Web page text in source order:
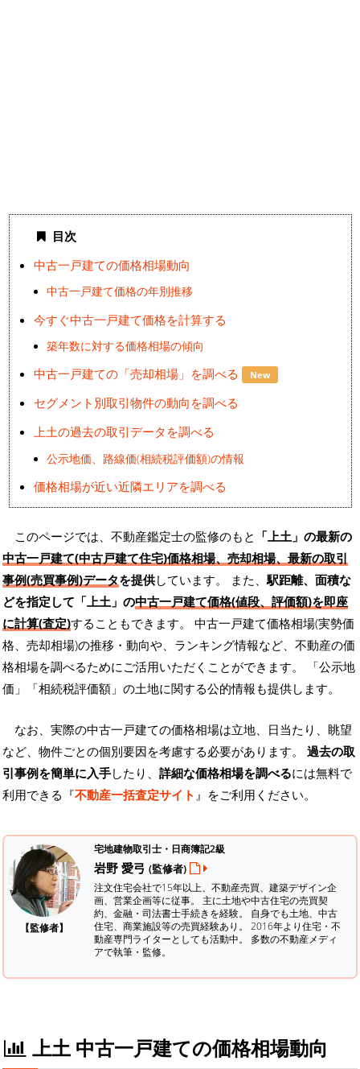
目次
中古一戸建ての価格相場動向
中古一戸建て価格の年別推移
今すぐ中古一戸建て価格を計算する
築年数に対する価格相場の傾向
中古一戸建ての「売却相場」を調べる New
セグメント別取引物件の動向を調べる
上土の過去の取引データを調べる
公示地価、路線価(相続税評価額)の情報
価格相場が近い近隣エリアを調べる
このページでは、不動産鑑定士の監修のもと 「上土」の最新の
中古一戸建て(中古戸建て住宅)価格相場、売却相場、最新の取引
事例(売買事例)データを提供しています。 また、駅距離、面積な
どを指定して「上土」の中古一戸建て価格(値段、評価額)を即座
に計算(査定)することもできます。 中古一戸建て価格相場(実勢価
格、売却相場)の推移・動向や、ランキング情報など、不動産の価
格相場を調べるためにご活用いただくことができます。
「公示地
価」「相続税評価額」の土地に関する公的情報も提供します。
なお、実際の中古一戸建ての価格相場は立地、日当たり、眺望
など、物件ごとの個別要因を考慮する必要があります。 過去の取
引事例を簡単に入手したり、 詳細な価格相場を調べるには無料で
利用できる『不動産一括査定サイト 』をご利用ください。
【監修者】
宅地建物取引士・日商簿記2級
岩野 愛弓 (監修者)
注文住宅会社で15年以上、不動産売買、建築デザイン企
画、営業企画等に従事。 主に土地や中古住宅の売買契
約、金融・司法書士手続きを経験。 自身でも土地、中古
住宅、商業施設等の売買経験あり。 2016年より住宅・不
動産専門ライターとしても活動中。 多数の不動産メディ
アで執筆・監修。
上土 中古一戸建ての価格相場動向